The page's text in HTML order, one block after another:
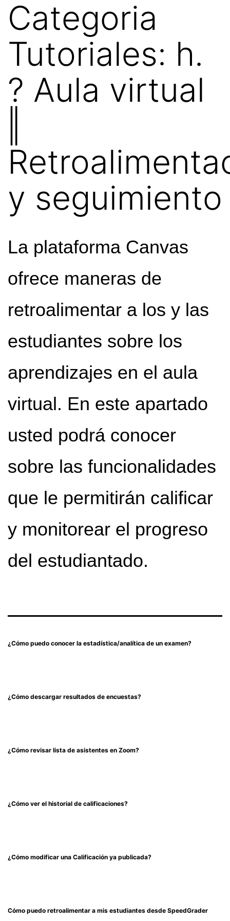
Categoria
Tutoriales: h.
? Aula virtual
y seguimiento
La plataforma Canvas
ofrece maneras de
retroalimentar a los y las
estudiantes sobre los
aprendizajes en el aula
virtual. En este apartado
usted podrá conocer
sobre las funcionalidades
que le permitirán calificar
y monitorear el progreso
del estudiantado.
¿Cómo puedo conocer la estadística/analítica de un examen?
¿Cómo descargar resultados de encuestas?
¿Cómo revisar lista de asistentes en Zoom?
¿Cómo ver el historial de calificaciones?
¿Cómo modificar una Calificación ya publicada?
Cómo puedo retroalimentar a mis estudiantes desde SpeedGrader